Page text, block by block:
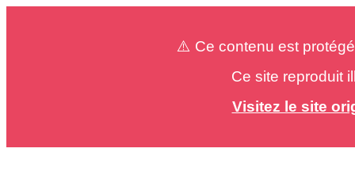
⚠️ Ce contenu est
Ce site reproduit
Visitez le site